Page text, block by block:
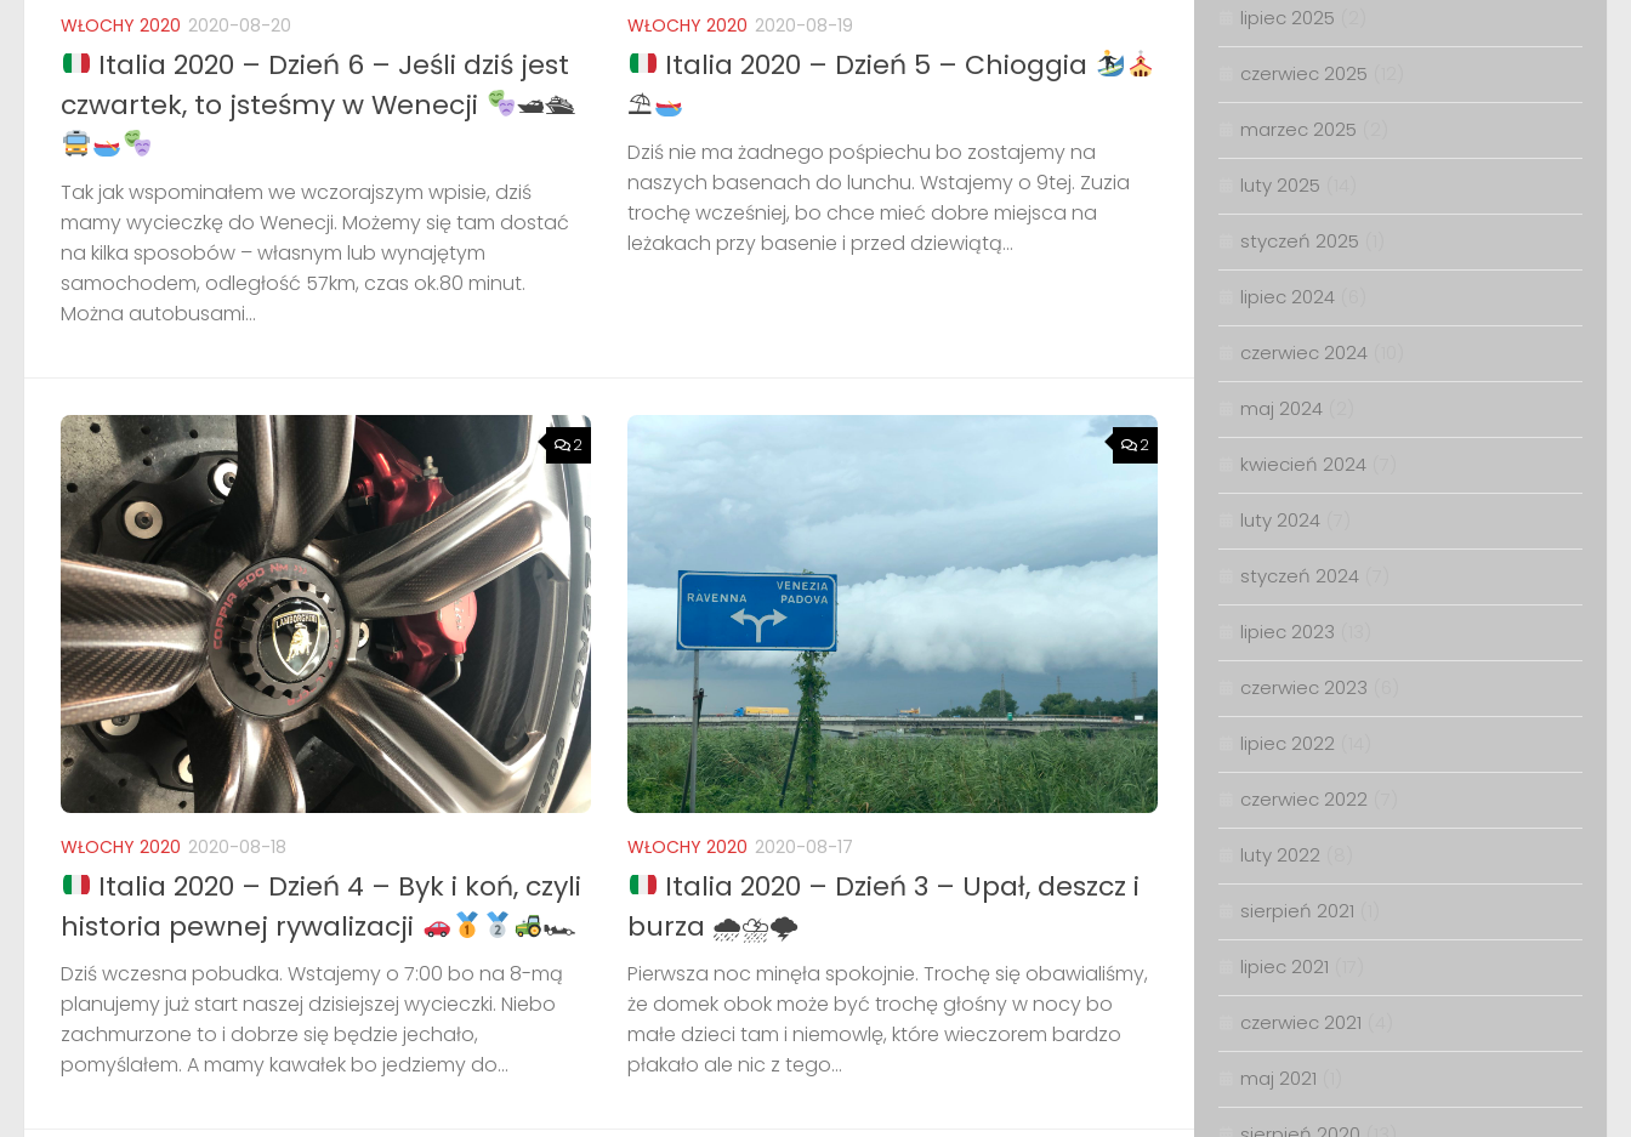
WŁOCHY 2020 2020-08-20
Italia 2020 – Dzień 6 – Jeśli dziś jest
czwartek, to jsteśmy w Wenecji
🛥🛳
Tak jak wspominałem we wczorajszym wpisie, dziś
mamy wycieczkę do Wenecji. Możemy się tam dostać
na kilka sposobów – własnym lub wynajętym
samochodem, odległość 57km, czas ok.80 minut.
Można autobusami...
WŁOCHY 2020 2020-08-19
Italia 2020 – Dzień 5 – Chioggia
⛱
Dziś nie ma żadnego pośpiechu bo zostajemy na
naszych basenach do lunchu. Wstajemy o 9tej. Zuzia
trochę wcześniej, bo chce mieć dobre miejsca na
leżakach przy basenie i przed dziewiątą...
2
WŁOCHY 2020 2020-08-18
Italia 2020 – Dzień 4 – Byk i koń, czyli
historia pewnej rywalizacji
🏎
Dziś wczesna pobudka. Wstajemy o 7:00 bo na 8-mą
planujemy już start naszej dzisiejszej wycieczki. Niebo
zachmurzone to i dobrze się będzie jechało,
pomyślałem. A mamy kawałek bo jedziemy do...
2
WŁOCHY 2020 2020-08-17
Italia 2020 – Dzień 3 – Upał, deszcz i
burza 🌧⛈🌩
Pierwsza noc minęła spokojnie. Trochę się obawialiśmy,
że domek obok może być trochę głośny w nocy bo
małe dzieci tam i niemowlę, które wieczorem bardzo
płakało ale nic z tego...
lipiec 2025
czerwiec 2025
marzec 2025
luty 2025
styczeń 2025
lipiec 2024
czerwiec 2024
maj 2024
kwiecień 2024
luty 2024
styczeń 2024
lipiec 2023
czerwiec 2023
lipiec 2022
czerwiec 2022
luty 2022
sierpień 2021
lipiec 2021
czerwiec 2021
maj 2021